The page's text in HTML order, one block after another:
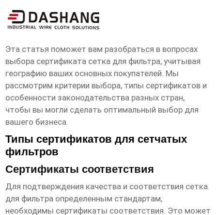
сертификат сетка для фильтра
Основная страна покупателя
Эта статья поможет вам разобраться в вопросах
выбора сертификата сетка для фильтра, учитывая
географию ваших основных покупателей. Мы
рассмотрим критерии выбора, типы сертификатов и
особенности законодательства разных стран,
чтобы вы могли сделать оптимальный выбор для
вашего бизнеса.
Типы сертификатов для сетчатых
фильтров
Сертификаты соответствия
Для подтверждения качества и соответствия сетка
для фильтра определенным стандартам,
необходимы сертификаты соответствия. Это может